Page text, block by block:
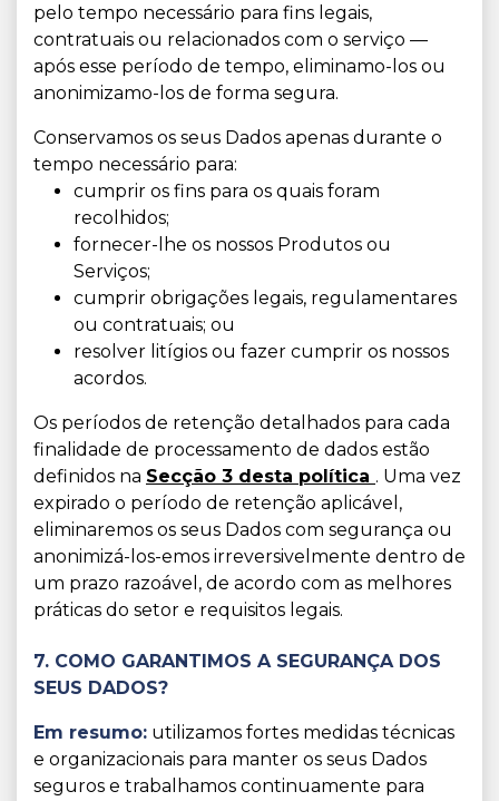
pelo tempo necessário para fins legais,
contratuais ou relacionados com o serviço —
após esse período de tempo, eliminamo-los ou
anonimizamo-los de forma segura.
Conservamos os seus Dados apenas durante o
tempo necessário para:
cumprir os fins para os quais foram
recolhidos;
fornecer-lhe os nossos Produtos ou
Serviços;
cumprir obrigações legais, regulamentares
ou contratuais; ou
resolver litígios ou fazer cumprir os nossos
acordos.
Os períodos de retenção detalhados para cada
finalidade de processamento de dados estão
definidos na Secção 3 desta política . Uma vez
expirado o período de retenção aplicável,
eliminaremos os seus Dados com segurança ou
anonimizá-los-emos irreversivelmente dentro de
um prazo razoável, de acordo com as melhores
práticas do setor e requisitos legais.
7. COMO GARANTIMOS A SEGURANÇA DOS
SEUS DADOS?
Em resumo: utilizamos fortes medidas técnicas
e organizacionais para manter os seus Dados
seguros e trabalhamos continuamente para